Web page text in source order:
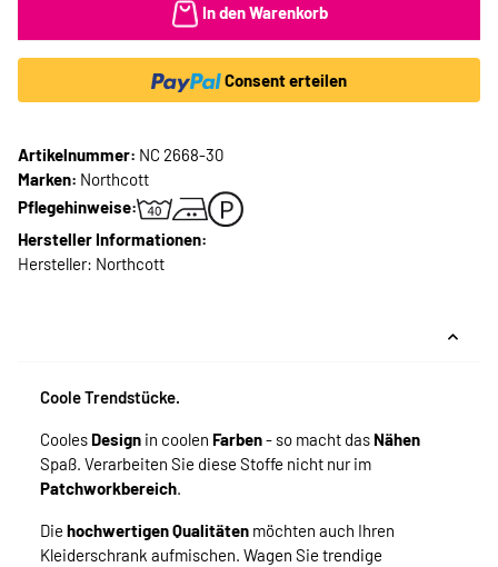
In den Warenkorb
Consent erteilen
Artikelnummer: NC 2668-30
Marken: Northcott
Pflegehinweise:
Hersteller Informationen:
Hersteller: Northcott
Coole Trendstücke.
Cooles Design in coolen Farben- so macht das Nähen
Spaß. Verarbeiten Sie diese Stoffe nicht nur im
Patchworkbereich.
Die hochwertigen Qualitäten möchten auch Ihren
Kleiderschrank aufmischen. Wagen Sie trendige